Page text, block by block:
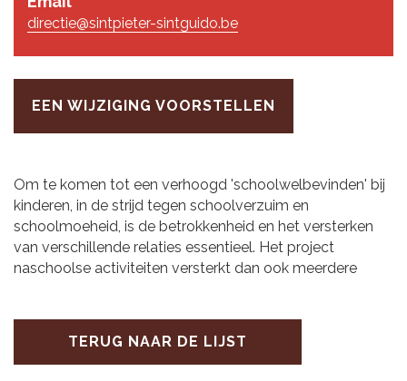
directie@sintpieter-sintguido.be
EEN WIJZIGING VOORSTELLEN
Om te komen tot een verhoogd 'schoolwelbevinden' bij
kinderen, in de strijd tegen schoolverzuim en
schoolmoeheid, is de betrokkenheid en het versterken
van verschillende relaties essentieel. Het project
naschoolse activiteiten versterkt dan ook meerdere
TERUG NAAR DE LIJST